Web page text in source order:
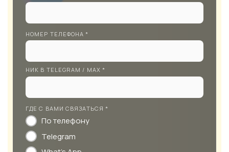
НОМЕР ТЕЛЕФОНА *
НИК В TELEGRAM / MAX *
ГДЕ С ВАМИ СВЯЗАТЬСЯ *
По телефону
Telegram